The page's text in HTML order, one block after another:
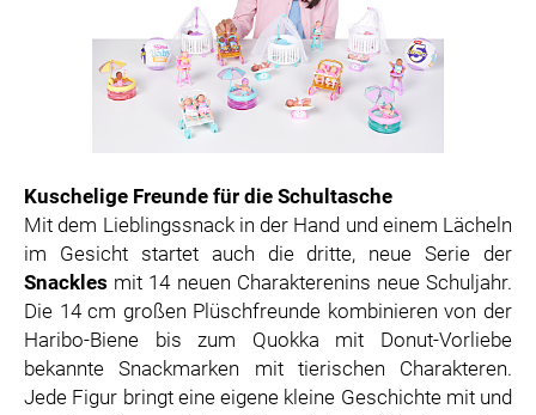
Kuschelige Freunde für die Schultasche
Mit dem Lieblingssnack in der Hand und einem Lächeln
im Gesicht startet auch die dritte, neue Serie der
Snackles mit 14 neuen Charakterenins neue Schuljahr.
Die 14 cm großen Plüschfreunde kombinieren von der
Haribo-Biene bis zum Quokka mit Donut-Vorliebe
bekannte Snackmarken mit tierischen Charakteren.
Jede Figur bringt eine eigene kleine Geschichte mit und